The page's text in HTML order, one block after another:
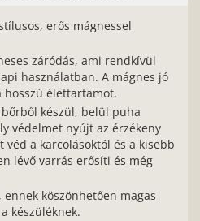
erős mágnessel
záródás, ami rendkívül
használatban. A mágnes jó
hosszú élettartamot.
készül, belül puha
védelmet nyújt az érzékeny
véd a karcolásoktól és a kisebb
lévő varrás erősíti és még
köszönhetően magas
készüléknek.